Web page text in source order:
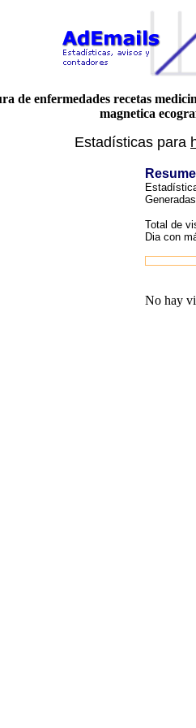
de enfermedades recetas
magnetica
Estadísticas para
Total de
Dia con
No hay